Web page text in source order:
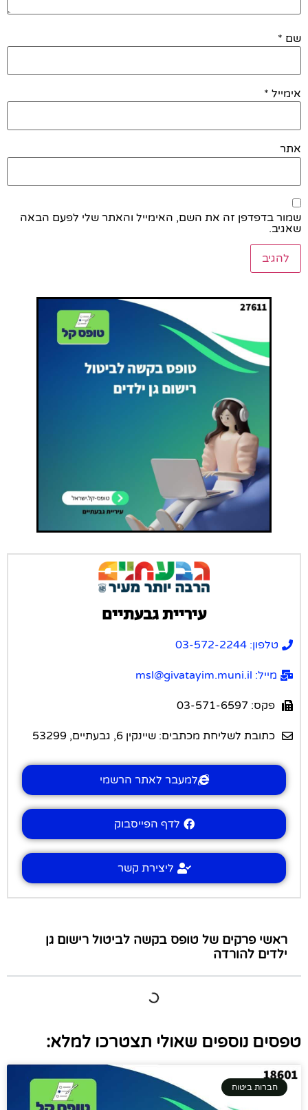
שם *
אימייל *
אתר
שמור בדפדפן זה את השם, האימייל והאתר שלי לפעם הבאה
שאגיב.
עיריית גבעתיים
טלפון: 03-572-2244
מייל: msl@givatayim.muni.il
פקס: 03-571-6597
כתובת לשליחת מכתבים: שיינקין 6, גבעתיים, 53299
למעבר לאתר הרשמי
לדף הפייסבוק
ליצירת קשר
ראשי פרקים של טופס בקשה לביטול רישום גן
ילדים להורדה
טפסים נוספים שאולי תצטרכו למלא:
חברות ביטוח